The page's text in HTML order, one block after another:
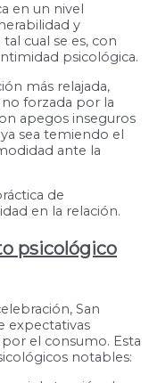
en un nivel
y
cual se es, con
psicológica.
más relajada,
forzada por la
apegos inseguros
sea temiendo el
ante la
de
en la relación.
psicológico
San
expectativas
el consumo. Esta
notables: